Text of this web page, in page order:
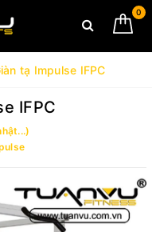
0
tạ Impulse IFPC
IFPC